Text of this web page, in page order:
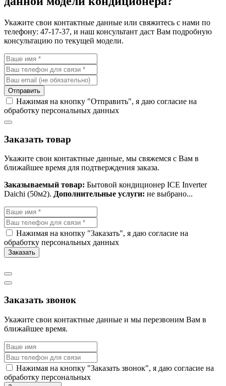
Укажите свои контактные данные или свяжитесь с нами по
телефону: 47-17-37, и наш консультант даст Вам подробную
консультацию по текущей модели.
Отправить
Нажимая на кнопку "Отправить", я даю согласие на
обработку персональных данных
Заказать товар
Укажите свои контактные данные, мы свяжемся с Вам в
ближайшее время для подтверждения заказа.
Заказываемый товар: Бытовой кондиционер ICE Inverter
Daichi (50м2). Дополнительные услуги: не выбрано...
Нажимая на кнопку "Заказать", я даю согласие на
обработку персональных данных
Заказать
Заказать звонок
Укажите свои контактные данные и мы перезвоним Вам в
ближайшее время.
Нажимая на кнопку "Заказать звонок", я даю согласие на
обработку персональных